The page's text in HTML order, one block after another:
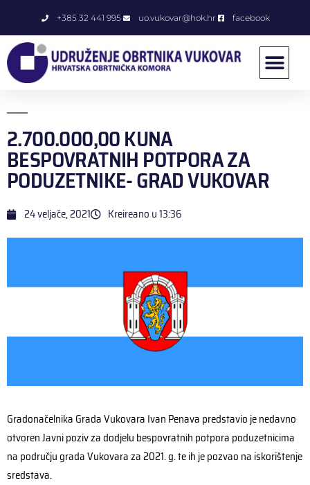
+385 32 441 995 uo.vukovar@hok.hr facebook
2.700.000,00 KUNA
BESPOVRATNIH POTPORA ZA
PODUZETNIKE- GRAD VUKOVAR
24 veljače, 2021 Kreireano u13:36
Gradonačelnika Grada Vukovara Ivan Penava predstavio je nedavno
otvoren Javni poziv za dodjelu bespovratnih potpora poduzetnicima
na području grada Vukovara za 2021. g. te ih je pozvao na iskorištenje
sredstava.